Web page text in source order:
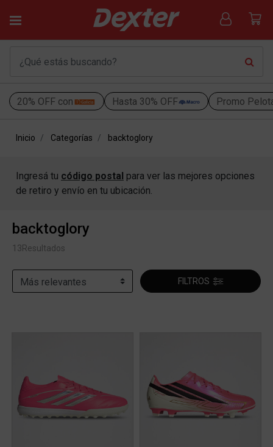
20% OFF con Hasta 30% OFF Promo
Inicio Categorías backtoglory
Ingresá tu código postal para ver las mejores opciones
de retiro y envío en tu ubicación.
backtoglory
13Resultados
FILTROS